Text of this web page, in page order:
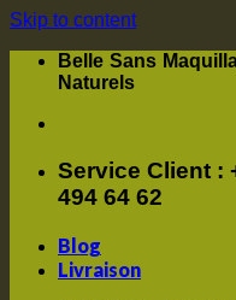
Skip to content
Belle Sans
Naturels
Service Client :
494 64 62
Blog
Livraison